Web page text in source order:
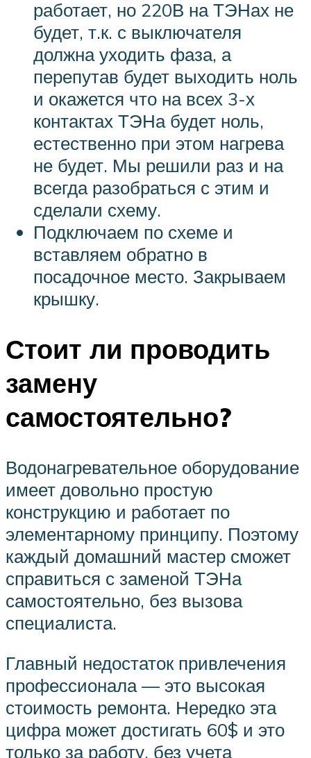
работает, но 220В на ТЭНах не
будет, т.к. с выключателя
должна уходить фаза, а
перепутав будет выходить ноль
и окажется что на всех 3-х
контактах ТЭНа будет ноль,
естественно при этом нагрева
не будет. Мы решили раз и на
всегда разобраться с этим и
сделали схему.
Подключаем по схеме и
вставляем обратно в
посадочное место. Закрываем
крышку.
Стоит ли проводить
замену
самостоятельно?
Водонагревательное оборудование
имеет довольно простую
конструкцию и работает по
элементарному принципу. Поэтому
каждый домашний мастер сможет
справиться с заменой ТЭНа
самостоятельно, без вызова
специалиста.
Главный недостаток привлечения
профессионала — это высокая
стоимость ремонта. Нередко эта
цифра может достигать 60$ и это
только за работу, без учета